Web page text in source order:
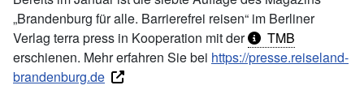
„Brandenburg für alle. Barrierefrei reisen“ im Berliner
Verlag terra press in Kooperation mit der
TMB
erschienen. Mehr erfahren Sie bei https://presse.reiseland-
brandenburg.de